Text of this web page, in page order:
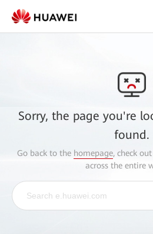
Sorry, the page you're
found.
Go back to the homepage, check
across the entire